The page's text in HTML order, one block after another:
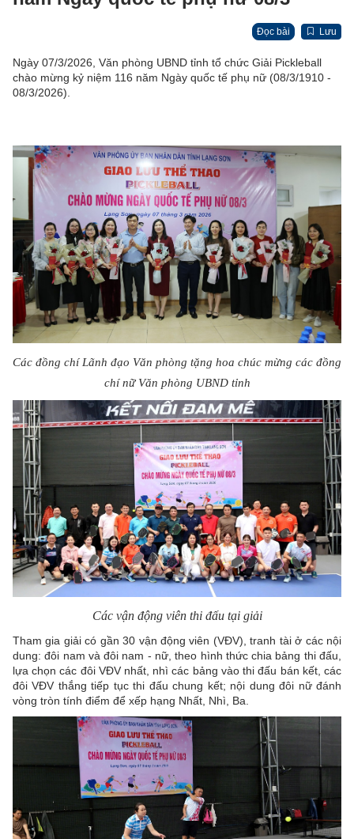
Đọc bài Lưu
Ngày 07/3/2026, Văn phòng UBND tỉnh tổ chức Giải Pickleball
chào mừng kỷ niệm 116 năm Ngày quốc tế phụ nữ (08/3/1910 -
08/3/2026).
Các đồng chí Lãnh đạo Văn phòng tặng hoa chúc mừng các đồng
chí nữ Văn phòng UBND tỉnh
Các vận động viên thi đấu tại giải
Tham gia giải có gần 30 vận động viên (VĐV), tranh tài ở các nội
dung: đôi nam và đôi nam - nữ, theo hình thức chia bảng thi đấu,
lựa chọn các đôi VĐV nhất, nhì các bảng vào thi đấu bán kết, các
đôi VĐV thắng tiếp tục thi đấu chung kết; nội dung đôi nữ đánh
vòng tròn tính điểm để xếp hạng Nhất, Nhì, Ba.